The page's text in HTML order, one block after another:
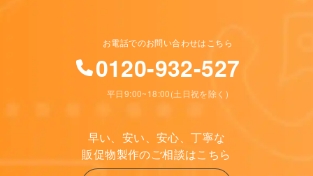
お電話でのお問い合わせはこちら
0120-932-527
平日9:00~18:00(土日祝を除く)
早い、安い、安心、丁寧な
販促物製作のご相談はこちら